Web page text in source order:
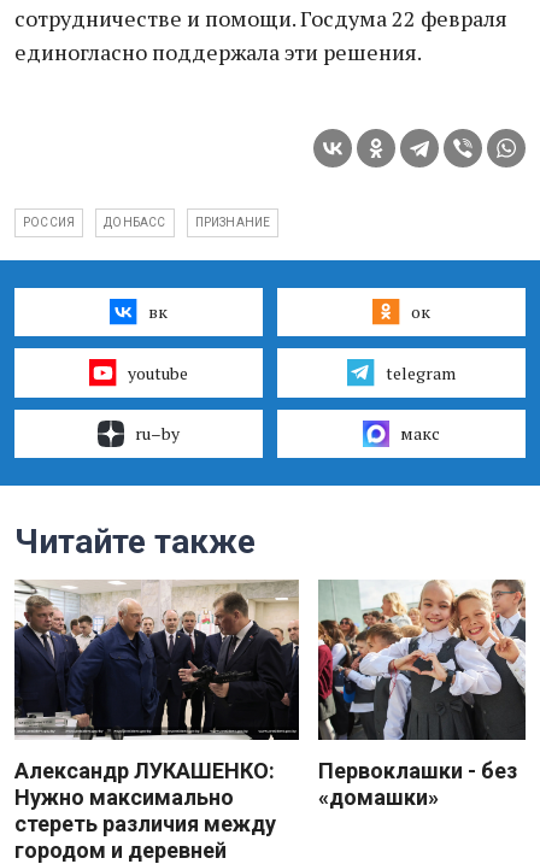
сотрудничестве и помощи. Госдума 22 февраля
единогласно поддержала эти решения.
РОССИЯ ДОНБАСС ПРИЗНАНИЕ
вк ок
youtube telegram
ru–by макс
Читайте также
Александр ЛУКАШЕНКО:
Нужно максимально
стереть различия между
городом и деревней
Первоклашки - без
«домашки»